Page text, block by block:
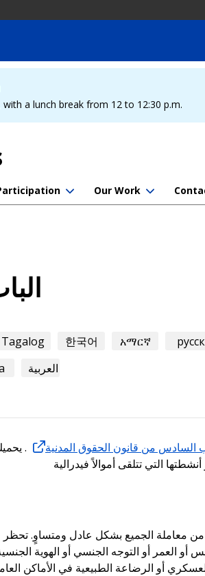
a lunch break from 12 to 12:30 p.m.
Our Work
Tagalog 한국어 አማርኛ
العربية
السادس من قانون الحقوق المدنية
.
من معاملة الجميع بشكل عادل ومتساوٍ. تحظر
أو العمر أو التوجه الجنسي أو الهوية